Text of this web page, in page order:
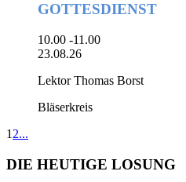
GOTTESDIENST
10.00 -11.00
23.08.26
Lektor Thomas Borst
Bläserkreis
1 2...
DIE HEUTIGE LOSUNG